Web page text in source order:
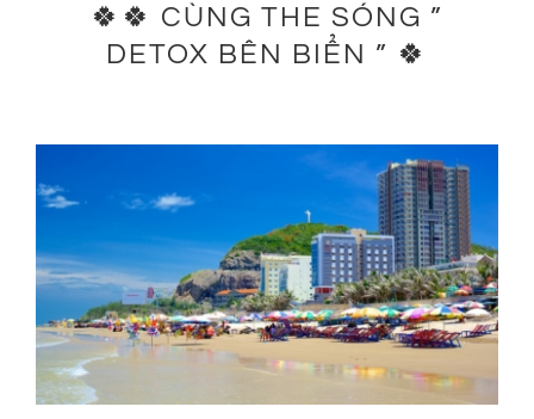
🍀🍀 CÙNG THE SÓNG ”
DETOX BÊN BIỂN ” 🍀